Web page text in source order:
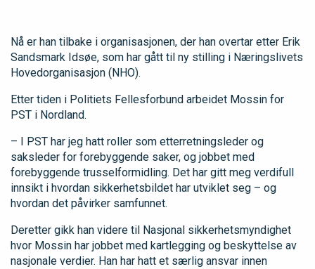
Nå er han tilbake i organisasjonen, der han overtar etter Erik
Sandsmark Idsøe, som har gått til ny stilling i Næringslivets
Hovedorganisasjon (NHO).
Etter tiden i Politiets Fellesforbund arbeidet Mossin for
PST i Nordland.
– I PST har jeg hatt roller som etterretningsleder og
saksleder for forebyggende saker, og jobbet med
forebyggende trusselformidling. Det har gitt meg verdifull
innsikt i hvordan sikkerhetsbildet har utviklet seg – og
hvordan det påvirker samfunnet.
Deretter gikk han videre til Nasjonal sikkerhetsmyndighet
hvor Mossin har jobbet med kartlegging og beskyttelse av
nasjonale verdier. Han har hatt et særlig ansvar innen